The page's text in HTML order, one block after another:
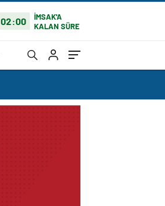
02:00
İMSAK'A
KALAN SÜRE